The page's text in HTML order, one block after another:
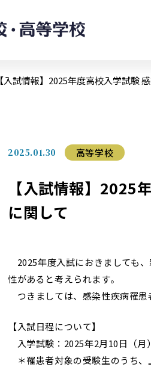
【入試情報】2025年度高校入学試験
2025.01.30 高等学校
【入試情報】2025
に関して
2025年度入試におきましても
性があると考えられます。
つきましては、感染性疾病罹患
【入試日程について】
入学試験：2025年2月10日（
＊罹患者対象の受験生のうち